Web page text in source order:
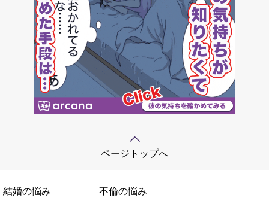
ページトップへ
結婚の悩み 不倫の悩み